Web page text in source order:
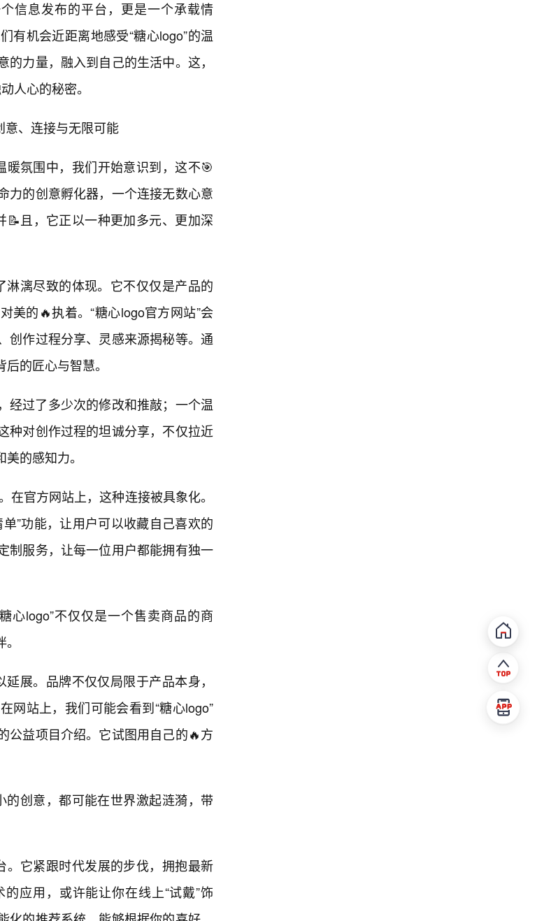
信息发布的平台，更是一个承载情
有机会近距离地感受“糖心logo”的温
力量，融入到自己的生活中。这，
人心的秘密。
、连接与无限可能
暖氛围中，我们开始意识到，这不🎯
力的创意孵化器，一个连接无数心意
📝且，它正以一种更加多元、更加深
淋漓尽致的体现。它不仅仅是产品的
美的🔥执着。“糖心logo官方网站”会
创作过程分享、灵感来源揭秘等。通
的匠心与智慧。
经过了多少次的修改和推敲；一个温
种对创作过程的坦诚分享，不仅拉近
的感知力。
在官方网站上，这种连接被具象化。
”功能，让用户可以收藏自己喜欢的
制服务，让每一位用户都能拥有独一
心logo”不仅仅是一个售卖商品的商
展。品牌不仅仅局限于产品本身，
网站上，我们可能会看到“糖心logo”
公益项目介绍。它试图用自己的🔥方
的创意，都可能在世界激起涟漪，带
。它紧跟时代发展的步伐，拥抱最新
应用，或许能让你在线上“试戴”饰